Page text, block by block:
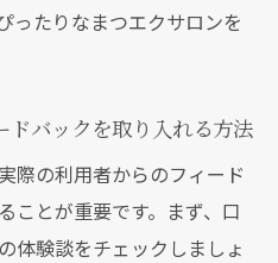
ったりなまつエクサロンを
ドバックを取り入れる方法
際の利用者からのフィード
ことが重要です。まず、口
体験談をチェックしましょ